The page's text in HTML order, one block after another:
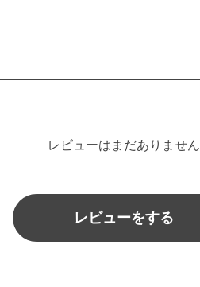
レビューはまだありません
レビューをする